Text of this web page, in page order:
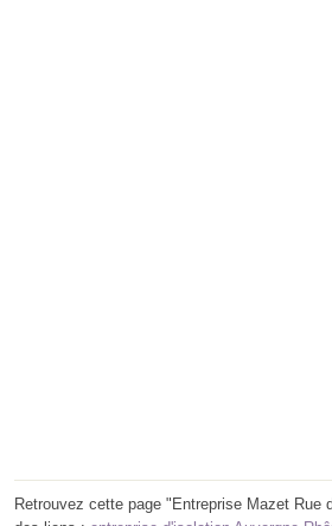
Retrouvez cette page "Entreprise Mazet Rue